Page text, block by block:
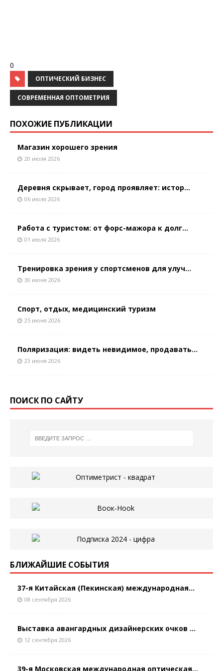
0
ОПТИЧЕСКИЙ БИЗНЕС
СОВРЕМЕННАЯ ОПТОМЕТРИЯ
ПОХОЖИЕ ПУБЛИКАЦИИ
Магазин хорошего зрения
20 июля 2026
Деревня скрывает, город проявляет: истор...
06 июля 2026
Работа с туристом: от форс-мажора к долг...
01 июля 2026
Тренировка зрения у спортсменов для улуч...
30 июня 2026
Спорт, отдых, медицинский туризм
25 июня 2026
Поляризация: видеть невидимое, продавать...
23 июня 2026
ПОИСК ПО САЙТУ
БЛИЖАЙШИЕ СОБЫТИЯ
37-я Китайская (Пекинская) международная...
08 сентября 2026
Выставка авангардных дизайнерских очков ...
12 сентября 2026
39-я Московская международная оптическая...